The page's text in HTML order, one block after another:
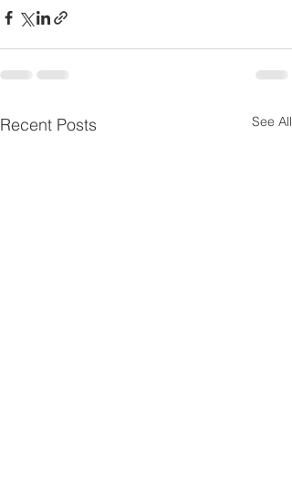
Recent Posts See All